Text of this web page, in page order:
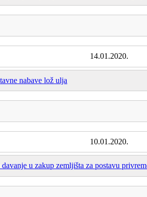
14.01.2020.
nabave lož ulja
10.01.2020.
davanje u zakup zemljišta za postavu